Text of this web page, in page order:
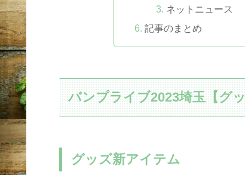
ネットニュース
記事のまとめ
バンプライブ2023埼玉【グ
グッズ新アイテム